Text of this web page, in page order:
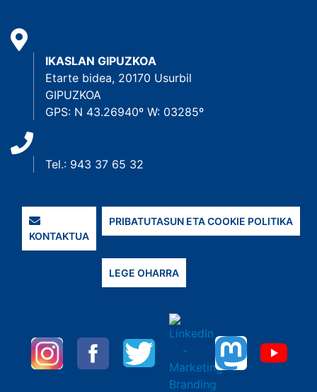
IKASLAN GIPUZKOA
Etarte bidea, 20170 Usurbil
GIPUZKOA
GPS: N 43.26940º W: 03285º
Tel.: 943 37 65 32
KONTAKTUA
PRIBATUTASUN ETA COOKIE POLITIKA
LEGE OHARRA